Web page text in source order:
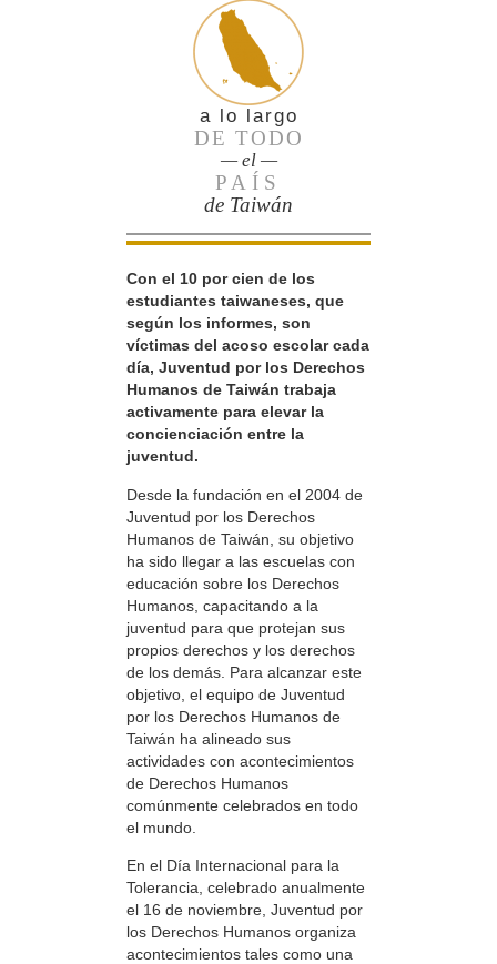
a lo largo
DE TODO
— el —
PAÍS
de Taiwán
Con el 10 por cien de los
estudiantes taiwaneses, que
según los informes, son
víctimas del acoso escolar cada
día, Juventud por los Derechos
Humanos de Taiwán trabaja
activamente para elevar la
concienciación entre la
juventud.
Desde la fundación en el 2004 de
Juventud por los Derechos
Humanos de Taiwán, su objetivo
ha sido llegar a las escuelas con
educación sobre los Derechos
Humanos, capacitando a la
juventud para que protejan sus
propios derechos y los derechos
de los demás. Para alcanzar este
objetivo, el equipo de Juventud
por los Derechos Humanos de
Taiwán ha alineado sus
actividades con acontecimientos
de Derechos Humanos
comúnmente celebrados en todo
el mundo.
En el Día Internacional para la
Tolerancia, celebrado anualmente
el 16 de noviembre, Juventud por
los Derechos Humanos organiza
acontecimientos tales como una